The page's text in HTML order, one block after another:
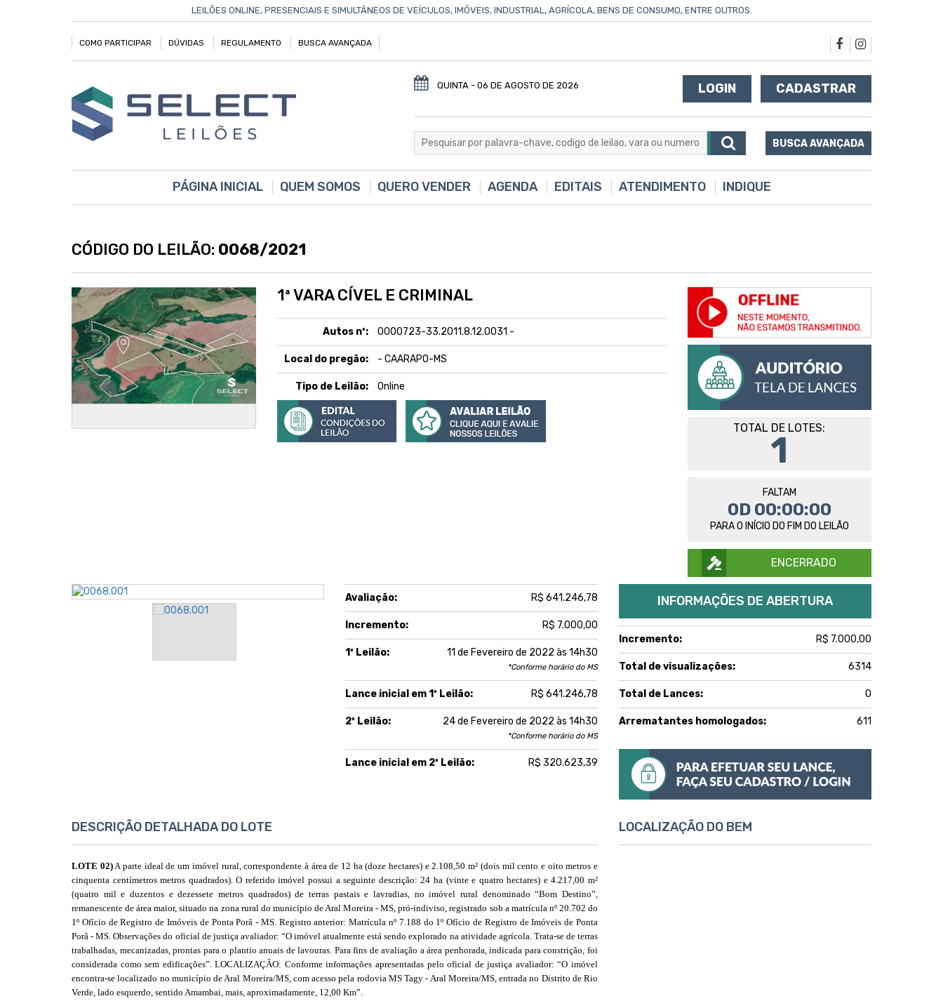
LEILÕES ONLINE, PRESENCIAIS E SIMULTÂNEOS DE VEÍCULOS, IMÓVEIS, INDUSTRIAL, AGRÍCOLA, BENS DE CONSUMO, ENTRE OUTROS.
COMO PARTICIPAR DÚVIDAS REGULAMENTO BUSCA AVANÇADA
QUINTA - 06 DE AGOSTO DE 2026 LOGIN CADASTRAR
BUSCA AVANÇADA
PÁGINA INICIAL QUEM SOMOS QUERO VENDER AGENDA EDITAIS ATENDIMENTO INDIQUE
CÓDIGO DO LEILÃO: 0068/2021
1ª VARA CÍVEL E CRIMINAL
Autos nº: 0000723-33.2011.8.12.0031 -
Local do pregão: - CAARAPO-MS
Tipo de Leilão: Online
TOTAL DE LOTES:
1
FALTAM
0D 00:00:00
PARA O INÍCIO DO FIM DO LEILÃO
ENCERRADO
Avaliação: R$ 641.246,78
Incremento: R$ 7.000,00
1º Leilão: 11 de Fevereiro de 2022 às 14h30
*Conforme horário do MS
Lance inicial em 1º Leilão: R$ 641.246,78
2º Leilão: 24 de Fevereiro de 2022 às 14h30
*Conforme horário do MS
Lance inicial em 2º Leilão: R$ 320.623,39
INFORMAÇÕES DE ABERTURA
Incremento: R$ 7.000,00
Total de visualizações: 6314
Total de Lances: 0
Arrematantes homologados: 611
DESCRIÇÃO DETALHADA DO LOTE
LOTE 02)A parte ideal de um imóvel rural, correspondente à área de 12 ha (doze hectares) e 2.108,50 m² (dois mil cento e oito metros e
cinquenta centímetros metros quadrados). O referido imóvel possui a seguinte descrição: 24 ha (vinte e quatro hectares) e 4.217,00 m²
(quatro mil e duzentos e dezessete metros quadrados) de terras pastais e lavradias, no imóvel rural denominado “Bom Destino”,
remanescente de área maior, situado na zona rural do município de Aral Moreira - MS, pró-indiviso, registrado sob a matrícula nº 20.702 do
1º Ofício de Registro de Imóveis de Ponta Porã - MS. Registro anterior: Matrícula nº 7.188 do 1º Ofício de Registro de Imóveis de Ponta
Porã - MS. Observações do oficial de justiça avaliador: “O imóvel atualmente está sendo explorado na atividade agrícola. Trata-se de terras
trabalhadas, mecanizadas, prontas para o plantio anuais de lavouras. Para fins de avaliação a área penhorada, indicada para constrição, foi
considerada como sem edificações”. LOCALIZAÇÃO: Conforme informações apresentadas pelo oficial de justiça avaliador: “O imóvel
encontra-se localizado no município de Aral Moreira/MS, com acesso pela rodovia MS Tagy - Aral Moreira/MS, entrada no Distrito de Rio
Verde, lado esquerdo, sentido Amambai, mais, aproximadamente, 12,00 Km”.
LOCALIZAÇÃO DO BEM